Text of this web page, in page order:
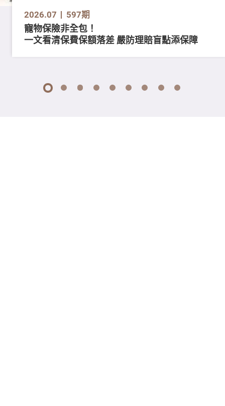
2026.07 597期
寵物保險非全包！
一文看清保費保額落差 嚴防理賠盲點添保障
1 2 3 4 5 6 7 8 9